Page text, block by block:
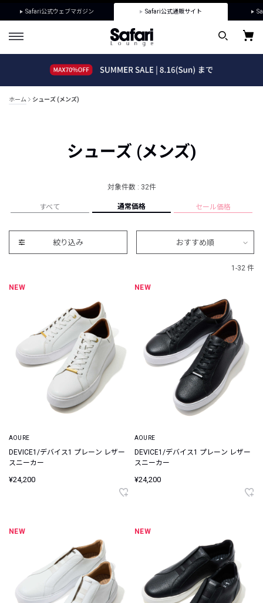
Safari公式ウェブマガジン Safari公式通販サイト
ホーム シューズ (メンズ)
シューズ (メンズ)
対象件数 : 32件
すべて 通常価格 セール価格
絞り込み おすすめ順
1-32 件
NEW
AOURE
DEVICE1/デバイス1 プレーン レザー
スニーカー
¥24,200
NEW
AOURE
DEVICE1/デバイス1 プレーン レザー
スニーカー
¥24,200
NEW NEW